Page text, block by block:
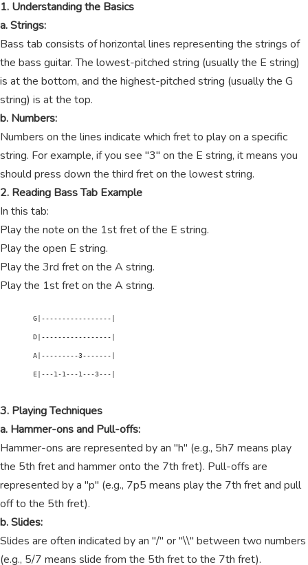
1. Understanding the Basics
a. Strings:
Bass tab consists of horizontal lines representing the strings of
the bass guitar. The lowest-pitched string (usually the E string)
is at the bottom, and the highest-pitched string (usually the G
string) is at the top.
b. Numbers:
Numbers on the lines indicate which fret to play on a specific
string. For example, if you see "3" on the E string, it means you
should press down the third fret on the lowest string.
2. Reading Bass Tab Example
In this tab:
Play the note on the 1st fret of the E string.
Play the open E string.
Play the 3rd fret on the A string.
Play the 1st fret on the A string.
        G|-----------------|
        D|-----------------|
        A|---------3-------|
        E|---1-1---1---3---|
3. Playing Techniques
a. Hammer-ons and Pull-offs:
Hammer-ons are represented by an "h" (e.g., 5h7 means play
the 5th fret and hammer onto the 7th fret). Pull-offs are
represented by a "p" (e.g., 7p5 means play the 7th fret and pull
off to the 5th fret).
b. Slides:
Slides are often indicated by an "/" or "\\" between two numbers
(e.g., 5/7 means slide from the 5th fret to the 7th fret).